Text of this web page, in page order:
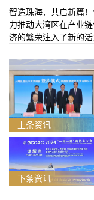
智造珠海，共启新篇
力推动大湾区在产业
济的繁荣注入了新的活
上条资讯
下条资讯